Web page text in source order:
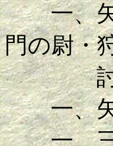
一、矢部
門の尉・
討ち
一、矢
一、三